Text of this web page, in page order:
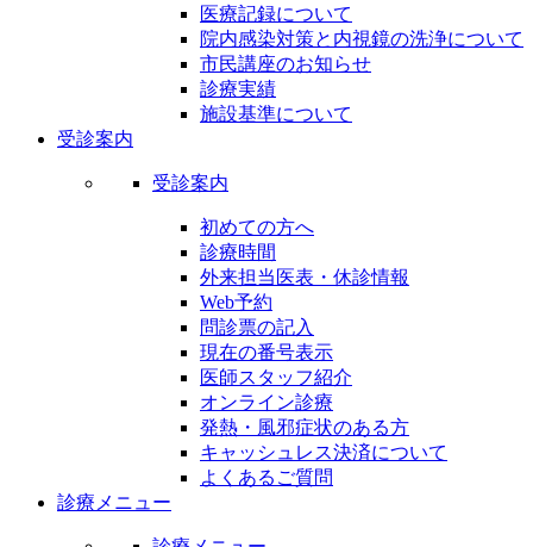
医療記録について
院内感染対策と内視鏡の洗浄について
市民講座のお知らせ
診療実績
施設基準について
受診案内
受診案内
初めての方へ
診療時間
外来担当医表・休診情報
Web予約
問診票の記入
現在の番号表示
医師スタッフ紹介
オンライン診療
発熱・風邪症状のある方
キャッシュレス決済について
よくあるご質問
診療メニュー